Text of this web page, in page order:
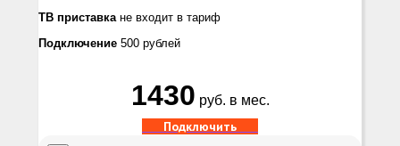
ТВ приставкане входит в тариф
Подключение 500 рублей
1430 руб. в мес.
Подключить